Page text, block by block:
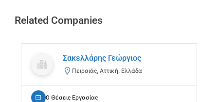
Related Companies
Σακελλάρης Γεώργιος
Πειραιάς, Αττική, Ελλάδα
0 Θέσεις Εργασίας